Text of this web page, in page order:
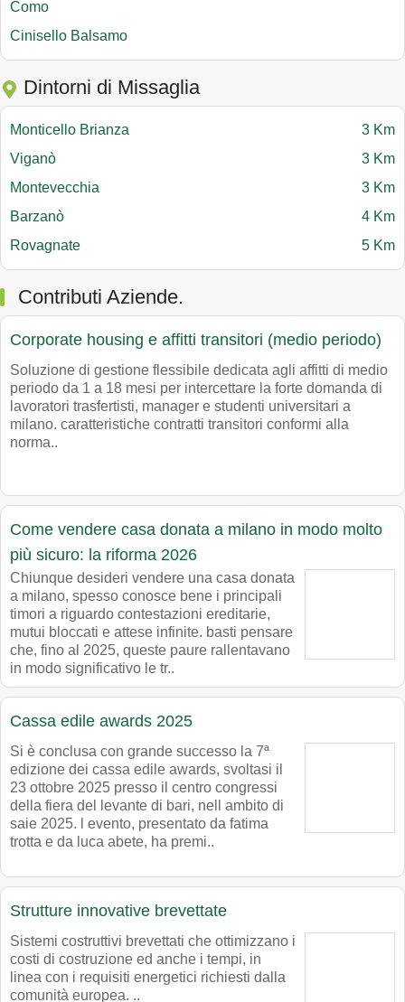
Como
Cinisello Balsamo
Dintorni di Missaglia
Monticello Brianza
3 Km
Viganò
3 Km
Montevecchia
3 Km
Barzanò
4 Km
Rovagnate
5 Km
Contributi Aziende.
Corporate housing e affitti transitori (medio periodo)
Soluzione di gestione flessibile dedicata agli affitti di medio
periodo da 1 a 18 mesi per intercettare la forte domanda di
lavoratori trasfertisti, manager e studenti universitari a
milano. caratteristiche contratti transitori conformi alla
norma..
Come vendere casa donata a milano in modo molto
più sicuro: la riforma 2026
Chiunque desideri vendere una casa donata
a milano, spesso conosce bene i principali
timori a riguardo contestazioni ereditarie,
mutui bloccati e attese infinite. basti pensare
che, fino al 2025, queste paure rallentavano
in modo significativo le tr..
Cassa edile awards 2025
Si è conclusa con grande successo la 7ª
edizione dei cassa edile awards, svoltasi il
23 ottobre 2025 presso il centro congressi
della fiera del levante di bari, nell ambito di
saie 2025. l evento, presentato da fatima
trotta e da luca abete, ha premi..
Strutture innovative brevettate
Sistemi costruttivi brevettati che ottimizzano i
costi di costruzione ed anche i tempi, in
linea con i requisiti energetici richiesti dalla
comunità europea. ..